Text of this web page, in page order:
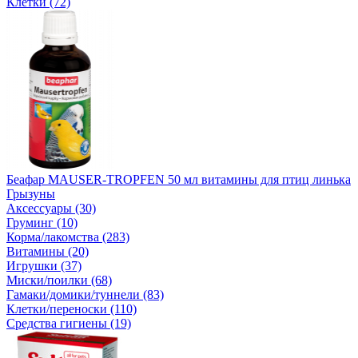
Беафар MAUSER-TROPFEN 50 мл витамины для птиц линька
Грызуны
Аксессуары (30)
Груминг (10)
Корма/лакомства (283)
Витамины (20)
Игрушки (37)
Миски/поилки (68)
Гамаки/домики/туннели (83)
Клетки/переноски (110)
Средства гигиены (19)